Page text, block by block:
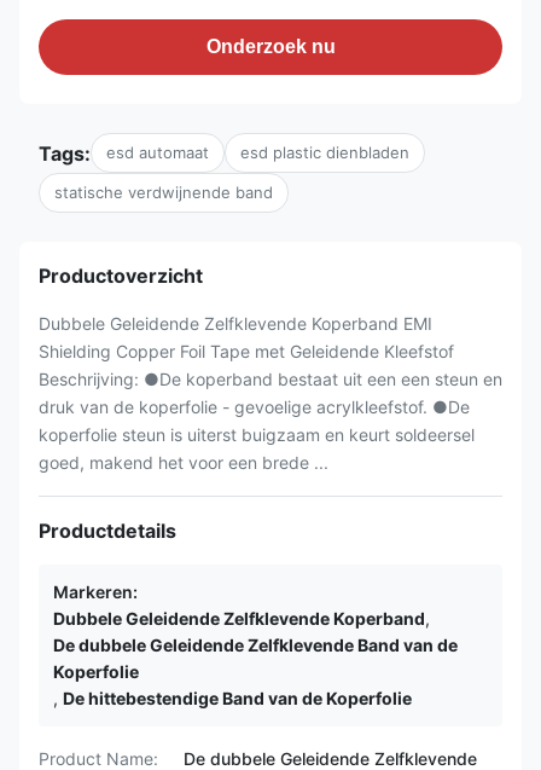
Onderzoek nu
Tags: esd automaat esd plastic dienbladen
statische verdwijnende band
Productoverzicht
Dubbele Geleidende Zelfklevende Koperband EMI
Shielding Copper Foil Tape met Geleidende Kleefstof
Beschrijving: ●De koperband bestaat uit een een steun en
druk van de koperfolie - gevoelige acrylkleefstof. ●De
koperfolie steun is uiterst buigzaam en keurt soldeersel
goed, makend het voor een brede ...
Productdetails
Markeren:
Dubbele Geleidende Zelfklevende Koperband,
De dubbele Geleidende Zelfklevende Band van de
Koperfolie
, De hittebestendige Band van de Koperfolie
Product Name:
De dubbele Geleidende Zelfklevende